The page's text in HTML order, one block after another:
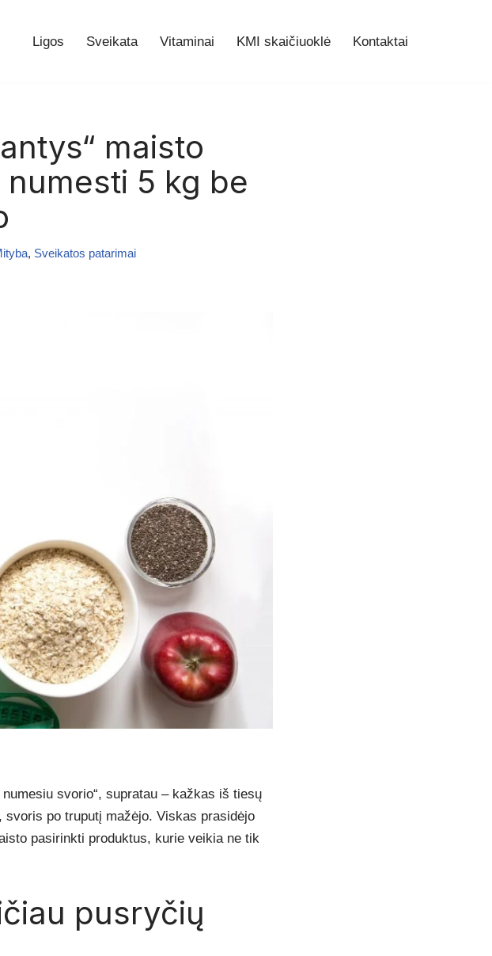
Ligos Sveikata Vitaminai KMI skaičiuoklė Kontaktai
maisto
5 kg be
, Sveikatos patarimai
svorio“, supratau – kažkas iš tiesų
po truputį mažėjo. Viskas prasidėjo
pasirinkti produktus, kurie veikia ne tik
pusryčių